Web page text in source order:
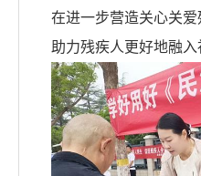
在进一步营造关心关爱
助力残疾人更好地融入